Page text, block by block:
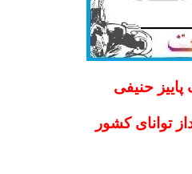
حنیفی
توانای کشور